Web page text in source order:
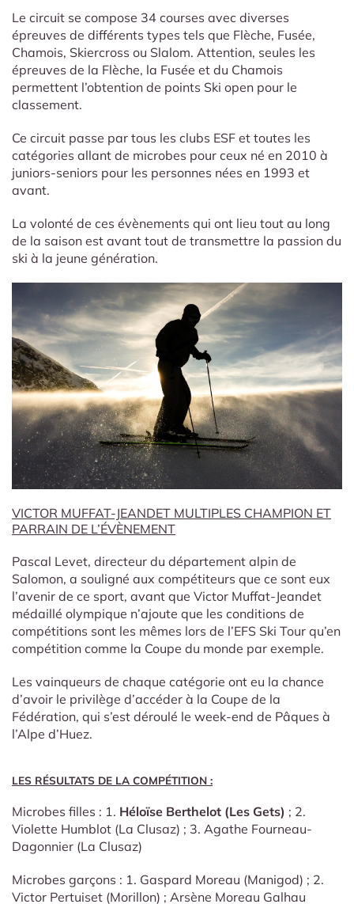
Le circuit se compose 34 courses avec diverses
épreuves de différents types tels que Flèche, Fusée,
Chamois, Skiercross ou Slalom. Attention, seules les
épreuves de la Flèche, la Fusée et du Chamois
permettent l’obtention de points Ski open pour le
classement.
Ce circuit passe par tous les clubs ESF et toutes les
catégories allant de microbes pour ceux né en 2010 à
juniors-seniors pour les personnes nées en 1993 et
avant.
La volonté de ces évènements qui ont lieu tout au long
de la saison est avant tout de transmettre la passion du
ski à la jeune génération.
VICTOR MUFFAT-JEANDET MULTIPLES CHAMPION ET
PARRAIN DE L’ÉVÈNEMENT
Pascal Levet, directeur du département alpin de
Salomon, a souligné aux compétiteurs que ce sont eux
l’avenir de ce sport, avant que Victor Muffat-Jeandet
médaillé olympique n’ajoute que les conditions de
compétitions sont les mêmes lors de l’EFS Ski Tour qu’en
compétition comme la Coupe du monde par exemple.
Les vainqueurs de chaque catégorie ont eu la chance
d’avoir le privilège d’accéder à la Coupe de la
Fédération, qui s’est déroulé le week-end de Pâques à
l’Alpe d’Huez.
LES RÉSULTATS DE LA COMPÉTITION :
Microbes filles : 1. Héloïse Berthelot (Les Gets) ; 2.
Violette Humblot (La Clusaz) ; 3. Agathe Fourneau-
Dagonnier (La Clusaz)
Microbes garçons : 1. Gaspard Moreau (Manigod) ; 2.
Victor Pertuiset (Morillon) ; Arsène Moreau Galhau